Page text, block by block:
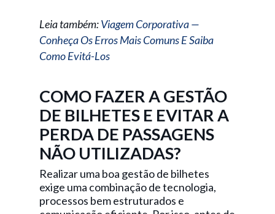
Leia também:Viagem Corporativa —
Conheça Os Erros Mais Comuns E Saiba
Como Evitá-Los
COMO FAZER A GESTÃO
DE BILHETES E EVITAR A
PERDA DE PASSAGENS
NÃO UTILIZADAS?
Realizar uma boa gestão de bilhetes
exige uma combinação de tecnologia,
processos bem estruturados e